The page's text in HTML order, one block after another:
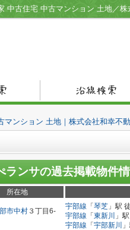
ンション 土地｜株式会社和幸不
ランサの過去掲載物件
所在地
市中村 ３丁目6-
宇部線 「 琴芝 」駅
宇部線 「 東新川
」
宇部線 「 宇部新川